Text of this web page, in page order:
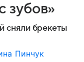
зубов»
сняли брекеты
Пинчук